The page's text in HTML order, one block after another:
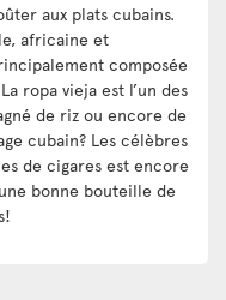
aux plats cubains.
africaine et
composée
ropa vieja est l’un des
de riz ou encore de
cubain? Les célèbres
de cigares est encore
bonne bouteille de